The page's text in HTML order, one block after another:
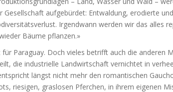
Gesellschaft aufgebürdet: Entwaldung, erodierte
Irgendwann werden wir das alles
Bäume pflanzen.»
Paraguay. Doch vieles betrifft auch die anderen
die industrielle Landwirtschaft vernichtet in
längst nicht mehr den romantischen
riesigen, graslosen Pferchen, in ihrem eigenen